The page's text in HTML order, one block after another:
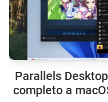
Parallels
completo a